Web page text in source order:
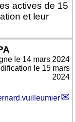
actives de 15
et leur
le 14 mars 2024
le 15 mars
2024